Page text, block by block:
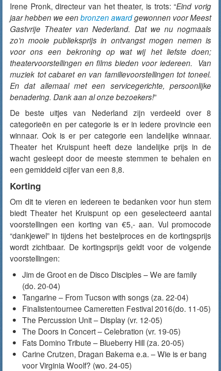
Irene Pronk, directeur van het theater, is trots: “Eind vorig
jaar hebben we een bronzen awardgewonnen voor Meest
Gastvrije Theater van Nederland. Dat we nu nogmaals
zo’n mooie publieksprijs in ontvangst mogen nemen is
voor ons een bekroning op wat wij het liefste doen;
theatervoorstellingen en films bieden voor iedereen. Van
muziek tot cabaret en van familievoorstellingen tot toneel.
En dat allemaal met een servicegerichte, persoonlijke
benadering. Dank aan al onze bezoekers!”
De beste uitjes van Nederland zijn verdeeld over 8
categorieën en per categorie is er in iedere provincie een
winnaar. Ook is er per categorie een landelijke winnaar.
Theater het Kruispunt heeft deze landelijke prijs in de
wacht gesleept door de meeste stemmen te behalen en
een gemiddeld cijfer van een 8,8.
Korting
Om dit te vieren en iedereen te bedanken voor hun stem
biedt Theater het Kruispunt op een geselecteerd aantal
voorstellingen een korting van €5,- aan. Vul promocode
“dankjewel” in tijdens het bestelproces en de kortingsprijs
wordt zichtbaar. De kortingsprijs geldt voor de volgende
voorstellingen:
Jim de Groot en de Disco Disciples – We are family
(do. 20-04)
Tangarine – From Tucson with songs (za. 22-04)
Finalistentournee Cameretten Festival 2016(do. 11-05)
The Percussion Unit – Display (vr. 12-05)
The Doors in Concert – Celebration (vr. 19-05)
Fats Domino Tribute – Blueberry Hill (za. 20-05)
Carine Crutzen, Dragan Bakema e.a. – Wie is er bang
voor Virginia Woolf? (wo. 24-05)